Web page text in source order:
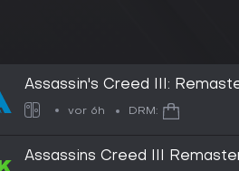
Assassin's Creed III:
Nintendo eShop Key -
vor 6h DRM:
Assassins Creed III